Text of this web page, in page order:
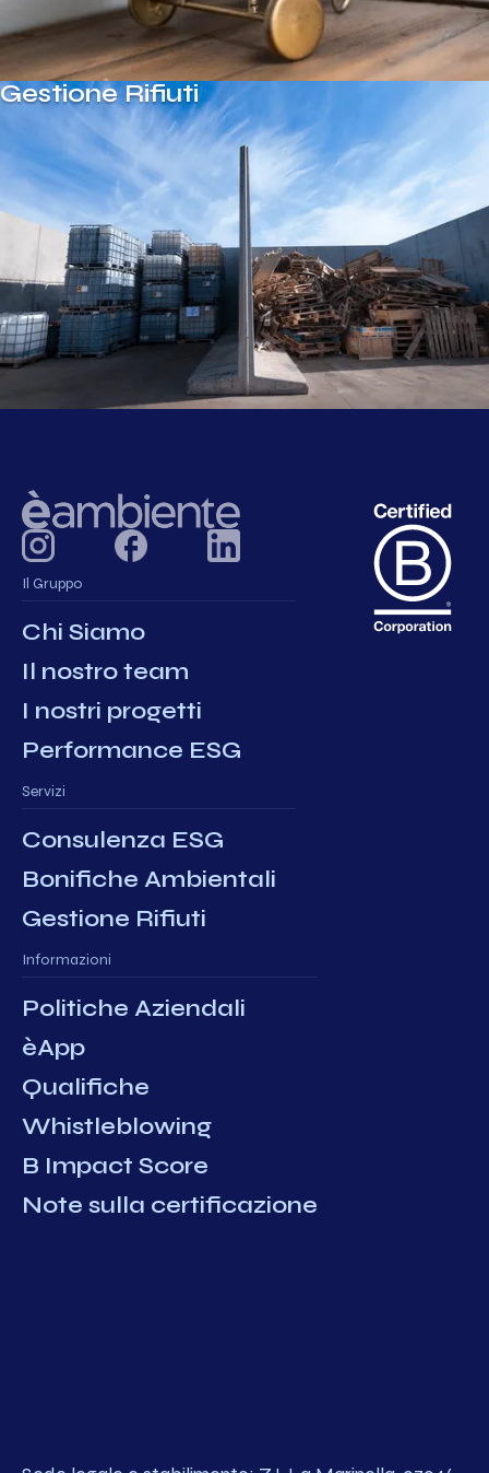
Gestione Rifiuti
Il Gruppo
Chi Siamo
Il nostro team
I nostri progetti
Performance ESG
Servizi
Consulenza ESG
Bonifiche Ambientali
Gestione Rifiuti
Informazioni
Politiche Aziendali
èApp
Qualifiche
Whistleblowing
B Impact Score
Note sulla certificazione